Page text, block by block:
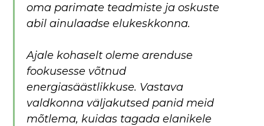
oma parimate teadmiste ja oskuste
abil ainulaadse elukeskkonna.
Ajale kohaselt oleme arenduse
fookusesse võtnud
energiasäästlikkuse. Vastava
valdkonna väljakutsed panid meid
mõtlema, kuidas tagada elanikele